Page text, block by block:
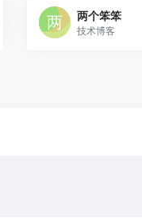
两个笨笨
技术博客